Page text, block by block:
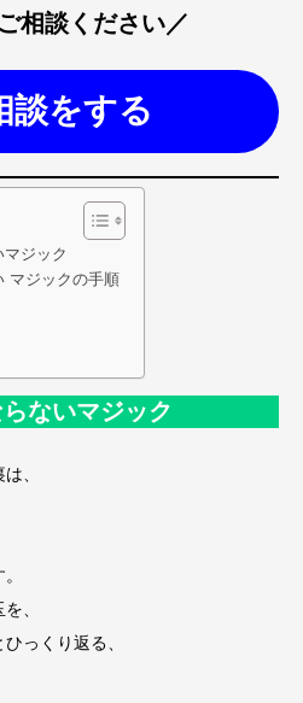
相談ください／
談をする
マジック
マジックの手順
ないマジック
、
、
っくり返る、